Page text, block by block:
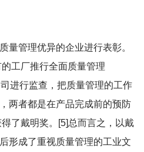
量管理优异的企业进行表彰。
工厂推行全面质量管理
进行监查，把质量管理的工作
两者都是在产品完成前的预防
了戴明奖。[5]总而言之，以戴
形成了重视质量管理的工业文